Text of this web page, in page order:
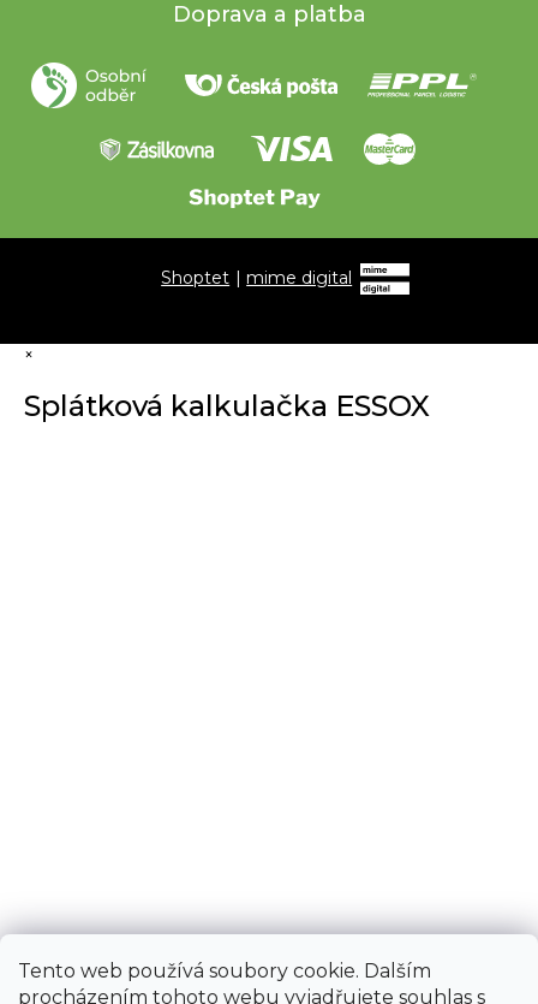
Tento web používá soubory cookie. Dalším
procházením tohoto webu vyjadřujete souhlas s
Doprava a platba
Shoptet |mime digital
×
Splátková kalkulačka ESSOX